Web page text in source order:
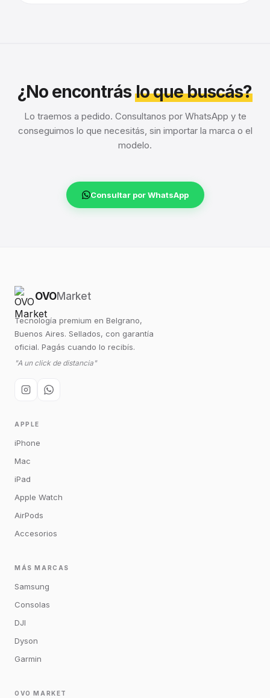
¿No encontráslo que buscás?
Lo traemos a pedido. Consultanos por WhatsApp y te
conseguimos lo que necesitás, sin importar la marca o el
modelo.
Consultar por WhatsApp
OVOMarket
Tecnología premium en Belgrano,
Buenos Aires. Sellados, con garantía
oficial. Pagás cuando lo recibís.
"A un click de distancia"
APPLE
iPhone
Mac
iPad
Apple Watch
AirPods
Accesorios
MÁS MARCAS
Samsung
Consolas
DJI
Dyson
Garmin
OVO MARKET